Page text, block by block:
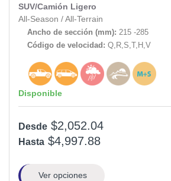
SUV/Camión Ligero
All-Season / All-Terrain
Ancho de sección (mm): 215 -285
Código de velocidad: Q,R,S,T,H,V
Disponible
Desde $2,052.04
Hasta $4,997.88
Ver opciones